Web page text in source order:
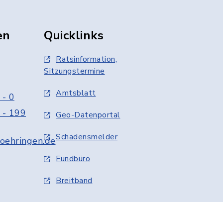
0
199
Quicklinks
Ratsinformation,
Sitzungstermine
Amtsblatt
Geo-Datenportal
Schadensmelder
Fundbüro
Breitband